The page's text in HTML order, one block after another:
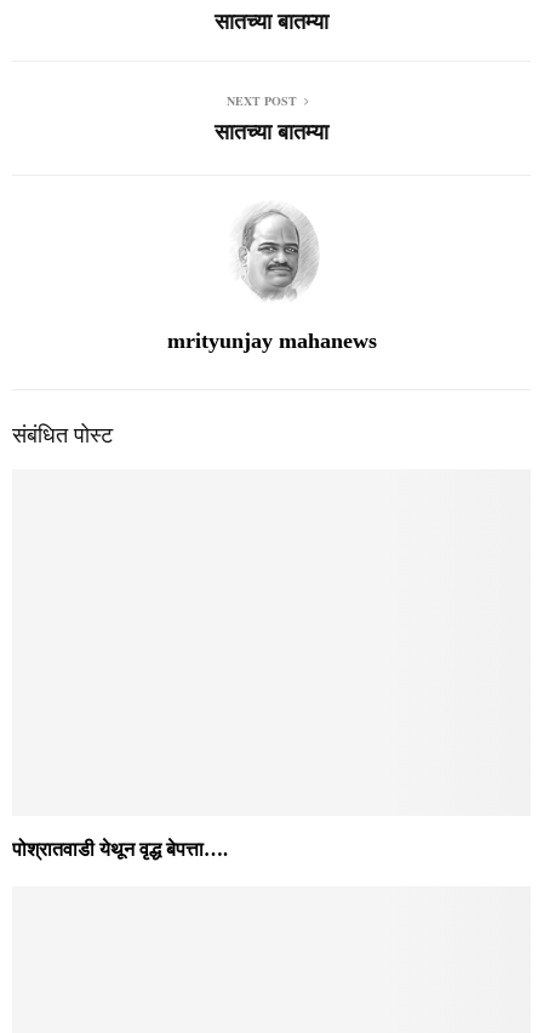
सातच्या बातम्या
NEXT POST
सातच्या बातम्या
mrityunjay mahanews
संबंधित पोस्ट
पोश्रातवाडी येथून वृद्ध बेपत्ता….